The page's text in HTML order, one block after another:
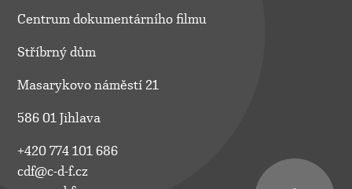
Centrum dokumentárního filmu
Stříbrný dům
Masarykovo náměstí 21
586 01 Jihlava
+420 774 101 686
cdf@c-d-f.cz